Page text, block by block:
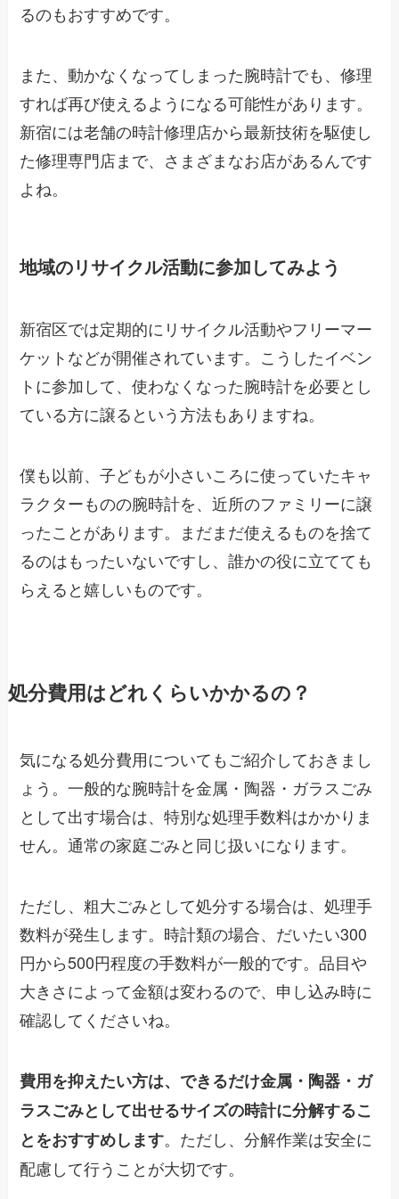
るのもおすすめです。
また、動かなくなってしまった腕時計でも、修理
すれば再び使えるようになる可能性があります。
新宿には老舗の時計修理店から最新技術を駆使し
た修理専門店まで、さまざまなお店があるんです
よね。
地域のリサイクル活動に参加してみよう
新宿区では定期的にリサイクル活動やフリーマー
ケットなどが開催されています。こうしたイベン
トに参加して、使わなくなった腕時計を必要とし
ている方に譲るという方法もありますね。
僕も以前、子どもが小さいころに使っていたキャ
ラクターものの腕時計を、近所のファミリーに譲
ったことがあります。まだまだ使えるものを捨て
るのはもったいないですし、誰かの役に立てても
らえると嬉しいものです。
処分費用はどれくらいかかるの？
気になる処分費用についてもご紹介しておきまし
ょう。一般的な腕時計を金属・陶器・ガラスごみ
として出す場合は、特別な処理手数料はかかりま
せん。通常の家庭ごみと同じ扱いになります。
ただし、粗大ごみとして処分する場合は、処理手
数料が発生します。時計類の場合、だいたい300
円から500円程度の手数料が一般的です。品目や
大きさによって金額は変わるので、申し込み時に
確認してくださいね。
費用を抑えたい方は、できるだけ金属・陶器・ガ
ラスごみとして出せるサイズの時計に分解するこ
とをおすすめします。ただし、分解作業は安全に
配慮して行うことが大切です。